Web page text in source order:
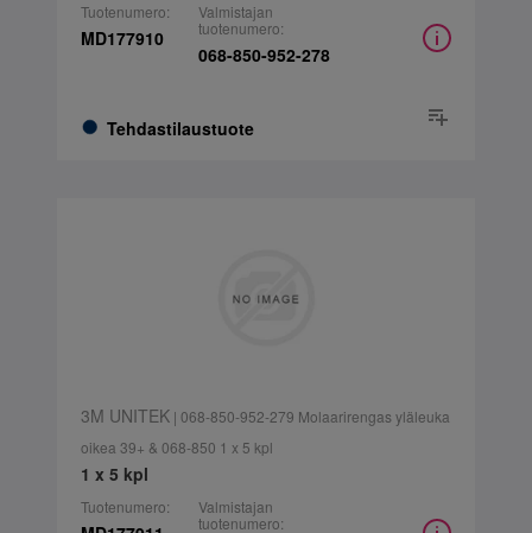
Tuotenumero:
MD177910
Tehdastilaustuote
Valmistajan
tuotenumero:
068-850-952-278
3M UNITEK| 068-850-952-279 Molaarirengas yläleuka
oikea 39+ & 068-850 1 x 5 kpl
1 x 5 kpl
Tuotenumero:
Valmistajan
tuotenumero: